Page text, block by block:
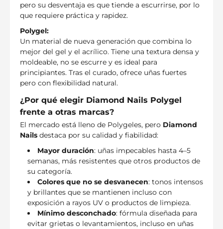
pero su desventaja es que tiende a escurrirse, por lo
que requiere práctica y rapidez.
Polygel:
Un material de nueva generación que combina lo
mejor del gel y el acrílico. Tiene una textura densa y
moldeable, no se escurre y es ideal para
principiantes. Tras el curado, ofrece uñas fuertes
pero con flexibilidad natural.
¿Por qué elegir Diamond Nails Polygel
frente a otras marcas?
El mercado está lleno de Polygeles, pero Diamond
Nails destaca por su calidad y fiabilidad:
Mayor duración: uñas impecables hasta 4–5
semanas, más resistentes que otros productos de
su categoría.
Colores que no se desvanecen: tonos intensos
y brillantes que se mantienen incluso con
exposición a rayos UV o productos de limpieza.
Mínimo desconchado: fórmula diseñada para
evitar grietas o levantamientos, incluso en uñas